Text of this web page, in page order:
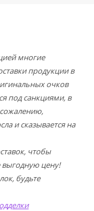
многие
продукции в
очков
под санкциями, в
сожалению,
и сказывается на
чтобы
выгодную цену!
будьте